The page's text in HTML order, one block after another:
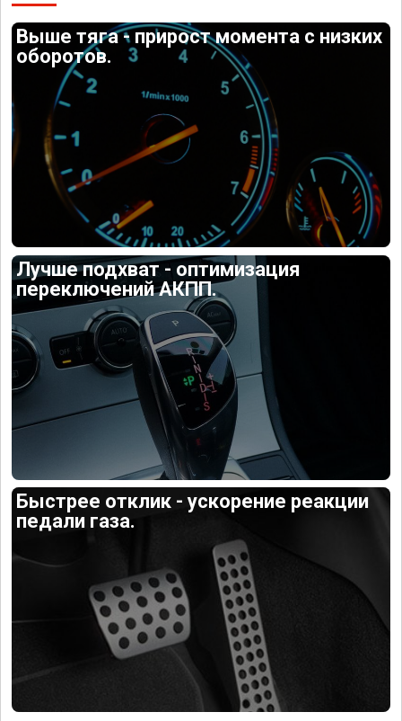
Выше тяга - прирост момента с низких
оборотов.
Лучше подхват - оптимизация
переключений АКПП.
Быстрее отклик - ускорение реакции
педали газа.